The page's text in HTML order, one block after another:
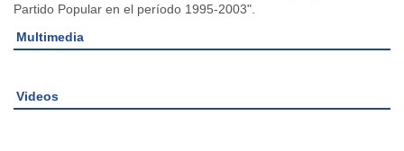
Partido Popular en el período 1995-2003".
Multimedia
Videos